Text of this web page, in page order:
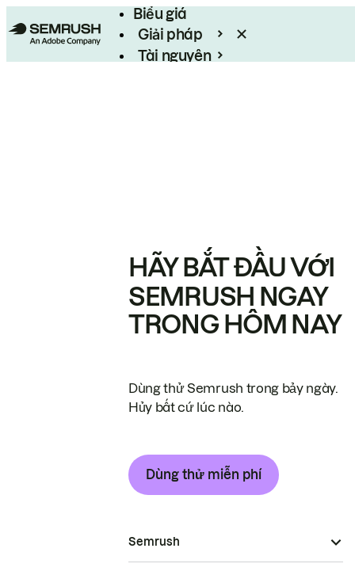
Biểu giá
Giải pháp
Tài nguyên
HÃY BẮT ĐẦU VỚI
SEMRUSH NGAY
TRONG HÔM NAY
Dùng thử Semrush trong bảy ngày.
Hủy bất cứ lúc nào.
Dùng thử miễn phí
Semrush